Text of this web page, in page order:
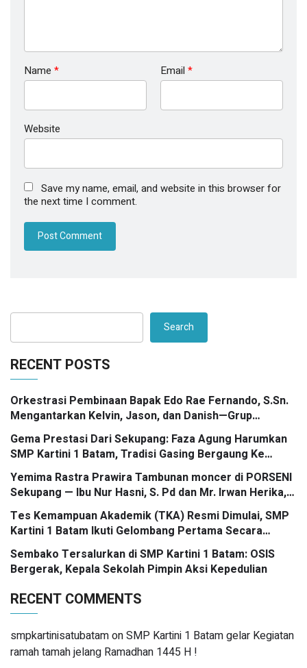
Name * Email *
Website
Save my name, email, and website in this browser for
the next time I comment.
Search
RECENT POSTS
Orkestrasi Pembinaan Bapak Edo Rae Fernando, S.Sn.
Mengantarkan Kelvin, Jason, dan Danish—Grup
Ansambel SMP Kartini 1 Batam—Kembali Menorehkan
Juara II FLS3N dalam Panggung Kompetisi Bergengsi
Gema Prestasi Dari Sekupang: Faza Agung Harumkan
SMP Kartini 1 Batam, Tradisi Gasing Bergaung Ke
Tingkat Kota
Yemima Rastra Prawira Tambunan moncer di PORSENI
Sekupang — Ibu Nur Hasni, S. Pd dan Mr. Irwan Herika,
M. Pd apresiasi prestasi emas yang menggema
Tes Kemampuan Akademik (TKA) Resmi Dimulai, SMP
Kartini 1 Batam Ikuti Gelombang Pertama Secara
Nasional
Sembako Tersalurkan di SMP Kartini 1 Batam: OSIS
Bergerak, Kepala Sekolah Pimpin Aksi Kepedulian
RECENT COMMENTS
smpkartinisatubatamonSMP Kartini 1 Batam gelar Kegiatan
ramah tamah jelang Ramadhan 1445 H !